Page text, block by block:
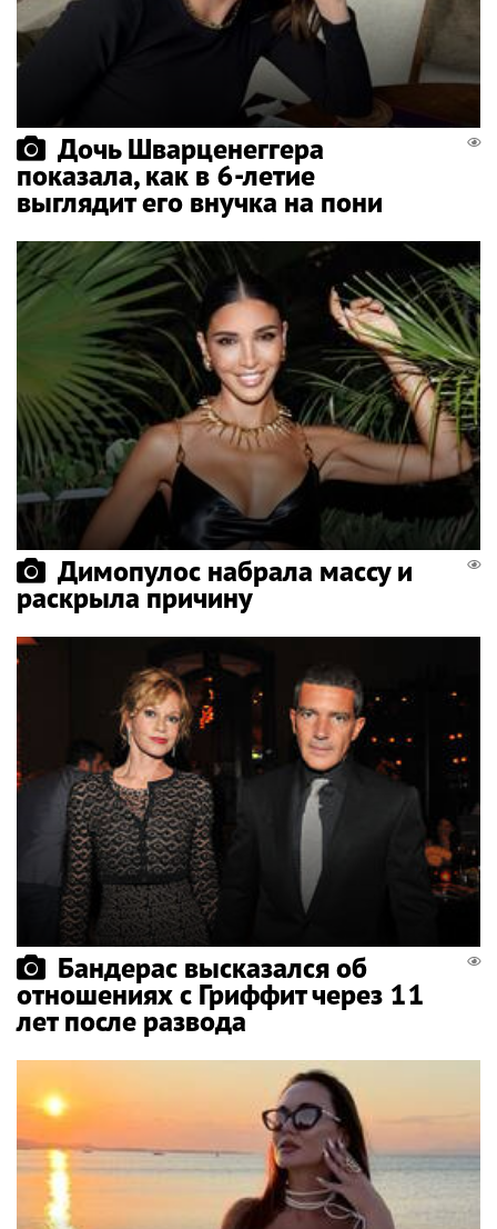
Дочь Шварценеггера
показала, как в 6-летие
выглядит его внучка на пони
Димопулос набрала массу и
раскрыла причину
Бандерас высказался об
отношениях с Гриффит через 11
лет после развода